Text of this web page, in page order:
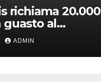
richiama 20.000
guasto al
potrebbe
un incendio
ADMIN